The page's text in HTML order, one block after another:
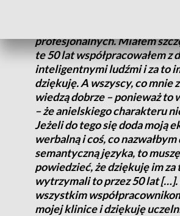
profesjonalnych. Miałem
te 50 lat współpracowałem z
inteligentnymi ludźmi i za to
dziękuję. A wszyscy, co mnie
wiedzą dobrze – ponieważ to
– że anielskiego charakteru
Jeżeli do tego się doda moją
werbalną i coś, co
semantyczną języka, to muszę
powiedzieć, że dziękuję im za
wytrzymali to przez 50 lat
wszystkim
mojej klinice i dziękuję